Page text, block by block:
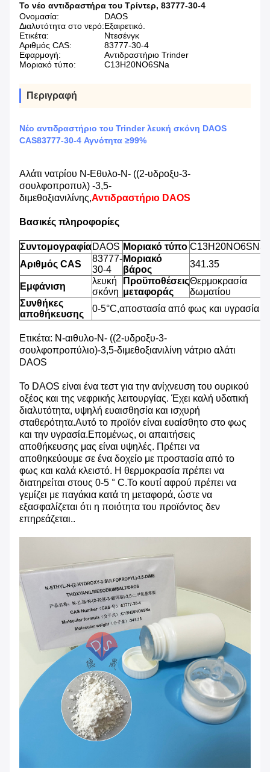
Το νέο αντιδραστήρα του Τρίντερ, 83777-30-4
Ονομασία:
DAOS
Διαλυτότητα στο νερό:Εξαιρετικό.
Ετικέτα:
Ντεσένγκ
Αριθμός CAS:
83777-30-4
Εφαρμογή:
Αντιδραστήριο Trinder
Μοριακό τύπο:
C13H20NO6SNa
Περιγραφή
Νέο αντιδραστήριο του Trinder λευκή σκόνη DAOS
CAS83777-30-4 Αγνότητα ≥99%
Αλάτι νατρίου N-Εθυλο-N- ((2-υδροξυ-3-
σουλφοπροπυλ) -3,5-
διμεθοξιανιλίνης,Αντιδραστήριο DAOS
Βασικές πληροφορίες
ΣυντομογραφίαDAOS Μοριακό τύπο C13H20NO6SNa
Αριθμός CAS
83777-
30-4
Μοριακό
βάρος
341.35
Εμφάνιση
λευκή
σκόνη
Προϋποθέσεις
μεταφοράς
Θερμοκρασία
δωματίου
Συνθήκες
αποθήκευσης
0-5°C,αποστασία από φως και υγρασία
Ετικέτα: Ν-αιθυλο-Ν- ((2-υδροξυ-3-
σουλφοπροπύλιο)-3,5-διμεθοξιανιλίνη νάτριο αλάτι
DAOS
Το DAOS είναι ένα τεστ για την ανίχνευση του ουρικού
οξέος και της νεφρικής λειτουργίας. Έχει καλή υδατική
διαλυτότητα, υψηλή ευαισθησία και ισχυρή
σταθερότητα.Αυτό το προϊόν είναι ευαίσθητο στο φως
και την υγρασία.Επομένως, οι απαιτήσεις
αποθήκευσης μας είναι υψηλές. Πρέπει να
αποθηκεύουμε σε ένα δοχείο με προστασία από το
φως και καλά κλειστό. Η θερμοκρασία πρέπει να
διατηρείται στους 0-5 ° C.Το κουτί αφρού πρέπει να
γεμίζει με παγάκια κατά τη μεταφορά, ώστε να
εξασφαλίζεται ότι η ποιότητα του προϊόντος δεν
επηρεάζεται..